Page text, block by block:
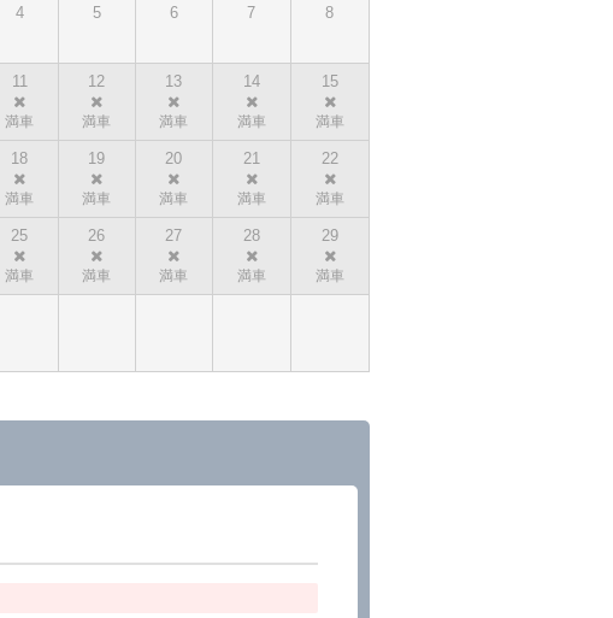
4 5 6 7 8
11 12 13 14 15
18 19 20 21 22
25 26 27 28 29